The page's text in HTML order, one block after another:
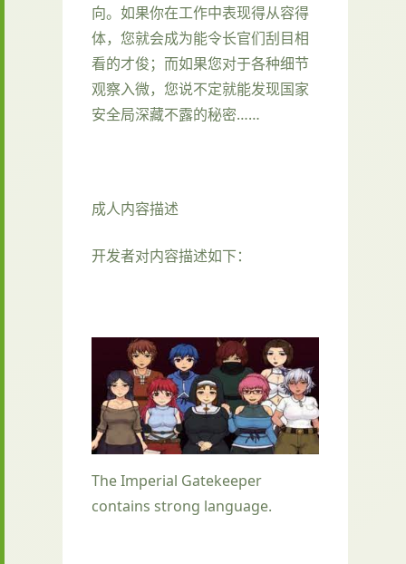
向。如果你在工作中表现得从容得
体，您就会成为能令长官们刮目相
看的才俊；而如果您对于各种细节
观察入微，您说不定就能发现国家
安全局深藏不露的秘密……
成人内容描述
开发者对内容描述如下：
The Imperial Gatekeeper
contains strong language.